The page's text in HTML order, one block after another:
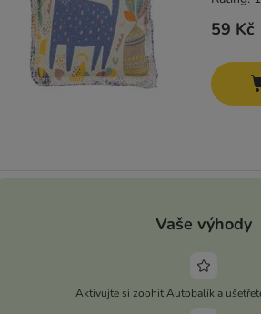
59 Kč
Vaše výhody
Aktivujte si zoohit Autobalík a